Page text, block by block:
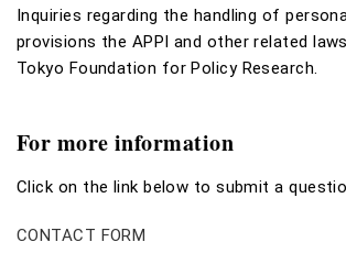
Inquiries regarding the handling of
provisions the APPI and other related
Tokyo Foundation for Policy Research.
For more information
Click on the link below to submit a
CONTACT FORM